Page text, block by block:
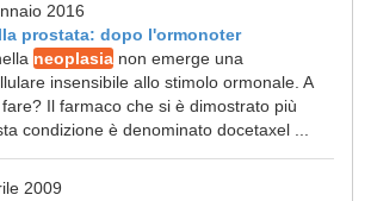
2016
prostata: dopo l'ormonoter
neoplasia non emerge una
insensibile allo stimolo ormonale. A
Il farmaco che si è dimostrato più
condizione è denominato docetaxel ...
2009